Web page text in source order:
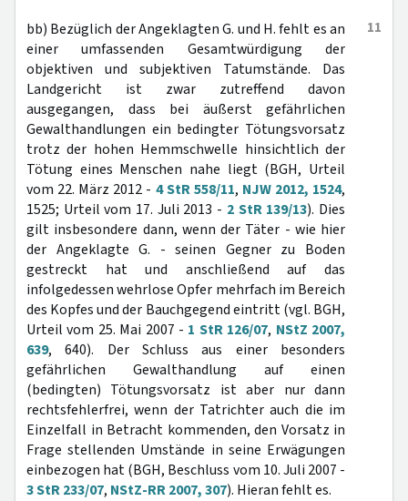
11
bb) Bezüglich der Angeklagten G. und H. fehlt es an
einer umfassenden Gesamtwürdigung der
objektiven und subjektiven Tatumstände. Das
Landgericht ist zwar zutreffend davon
ausgegangen, dass bei äußerst gefährlichen
Gewalthandlungen ein bedingter Tötungsvorsatz
trotz der hohen Hemmschwelle hinsichtlich der
Tötung eines Menschen nahe liegt (BGH, Urteil
vom 22. März 2012 - 4 StR 558/11, NJW 2012, 1524,
1525; Urteil vom 17. Juli 2013 - 2 StR 139/13). Dies
gilt insbesondere dann, wenn der Täter - wie hier
der Angeklagte G. - seinen Gegner zu Boden
gestreckt hat und anschließend auf das
infolgedessen wehrlose Opfer mehrfach im Bereich
des Kopfes und der Bauchgegend eintritt (vgl. BGH,
Urteil vom 25. Mai 2007 - 1 StR 126/07, NStZ 2007,
639, 640). Der Schluss aus einer besonders
gefährlichen Gewalthandlung auf einen
(bedingten) Tötungsvorsatz ist aber nur dann
rechtsfehlerfrei, wenn der Tatrichter auch die im
Einzelfall in Betracht kommenden, den Vorsatz in
Frage stellenden Umstände in seine Erwägungen
einbezogen hat (BGH, Beschluss vom 10. Juli 2007 -
3 StR 233/07, NStZ-RR 2007, 307). Hieran fehlt es.